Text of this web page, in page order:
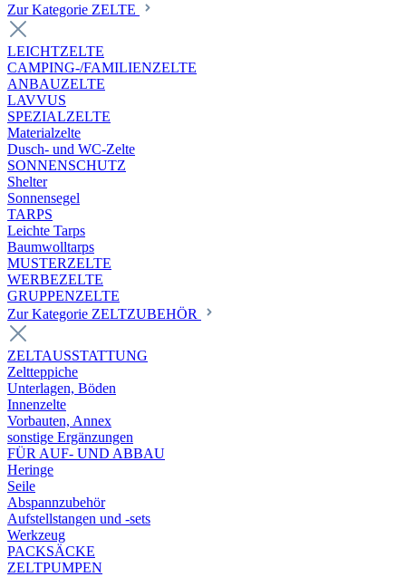
Zur Kategorie ZELTE
LEICHTZELTE
CAMPING-/FAMILIENZELTE
ANBAUZELTE
LAVVUS
SPEZIALZELTE
Materialzelte
Dusch- und WC-Zelte
SONNENSCHUTZ
Shelter
Sonnensegel
TARPS
Leichte Tarps
Baumwolltarps
MUSTERZELTE
WERBEZELTE
GRUPPENZELTE
Zur Kategorie ZELTZUBEHÖR
ZELTAUSSTATTUNG
Zeltteppiche
Unterlagen, Böden
Innenzelte
Vorbauten, Annex
sonstige Ergänzungen
FÜR AUF- UND ABBAU
Heringe
Seile
Abspannzubehör
Aufstellstangen und -sets
Werkzeug
PACKSÄCKE
ZELTPUMPEN